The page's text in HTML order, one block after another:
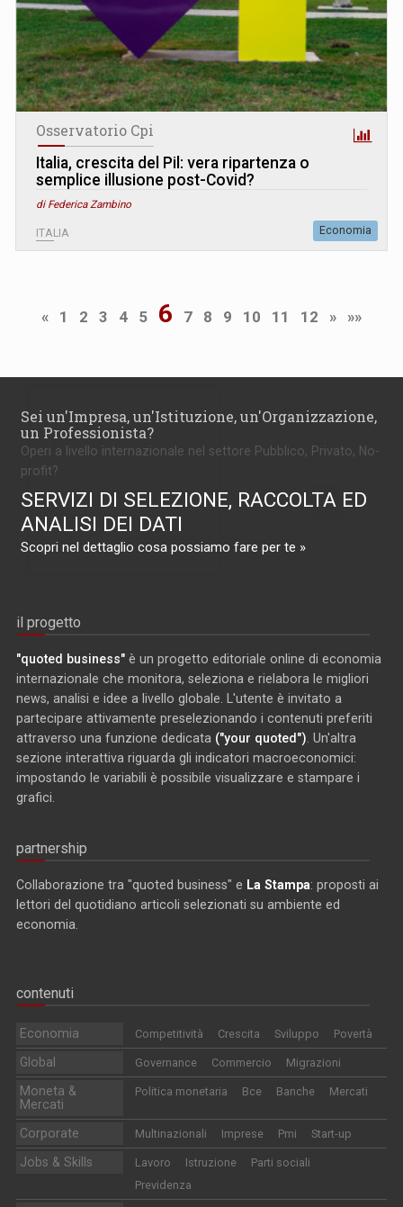
Osservatorio Cpi
Italia, crescita del Pil: vera ripartenza o
semplice illusione post-Covid?
di Federica Zambino
ITALIA Economia
« 1 2 3 4 5 6 7 8 9 10 11 12 » »»
Sei un'Impresa, un'Istituzione, un'Organizzazione,
un Professionista?
Operi a livello internazionale nel settore Pubblico, Privato, No-
profit?
SERVIZI DI SELEZIONE, RACCOLTA ED
ANALISI DEI DATI
Scopri nel dettaglio cosa possiamo fare per te »
il progetto
"quoted business" è un progetto editoriale online di economia
internazionale che monitora, seleziona e rielabora le migliori
news, analisi e idee a livello globale. L'utente è invitato a
partecipare attivamente preselezionando i contenuti preferiti
attraverso una funzione dedicata ("your quoted") . Un'altra
sezione interattiva riguarda gli indicatori macroeconomici:
impostando le variabili è possibile visualizzare e stampare i
grafici.
partnership
Collaborazione tra "quoted business" e La Stampa: proposti ai
lettori del quotidiano articoli selezionati su ambiente ed
economia.
contenuti
Economia Competitività Crescita Sviluppo Povertà
Global Governance Commercio Migrazioni
Moneta &
Mercati
Politica monetaria Bce Banche Mercati
Corporate Multinazionali Imprese Pmi Start-up
Jobs & Skills Lavoro Istruzione
Parti sociali
Previdenza